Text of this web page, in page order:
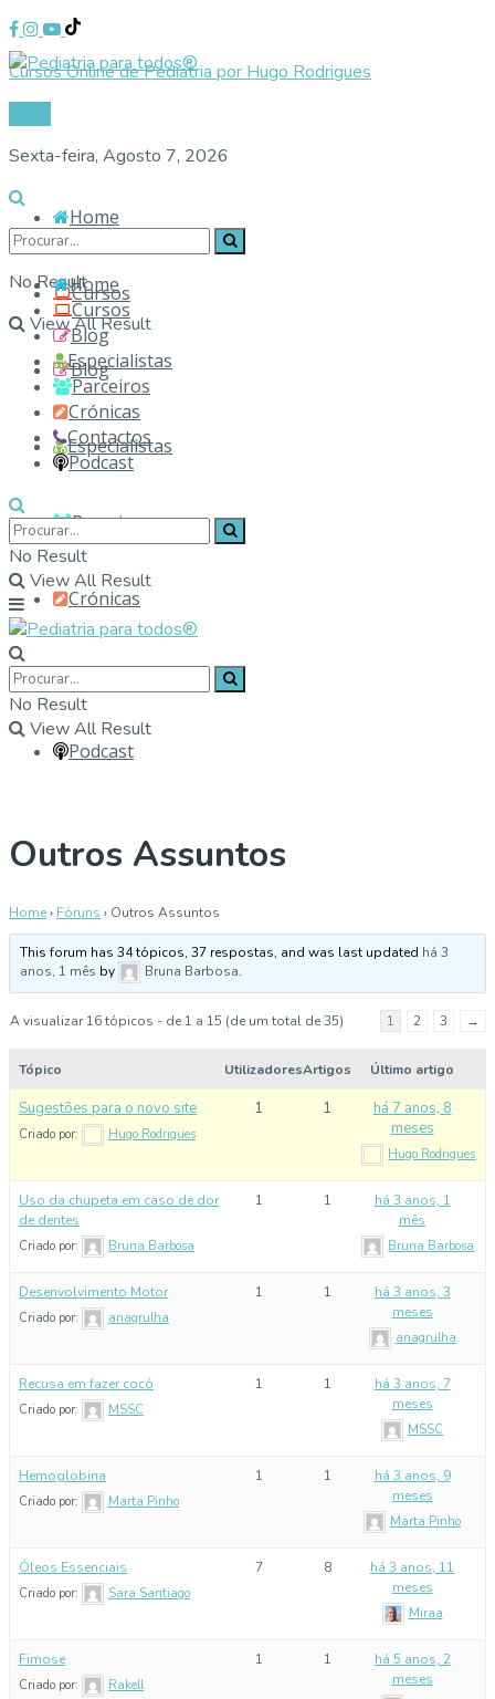
Cursos Online de Pediatria por Hugo Rodrigues
Sexta-feira, Agosto 7, 2026
No Result
View All Result
Home
Cursos
Blog
Especialistas
Parceiros
Crónicas
Contactos
Podcast
Home
Cursos
Blog
Especialistas
Parceiros
Crónicas
Contactos
Podcast
No Result
View All Result
No Result
View All Result
Outros Assuntos
Home› Fóruns › Outros Assuntos
This forum has 34 tópicos, 37 respostas, and was last updated há 3
anos, 1 mês by Bruna Barbosa.
A visualizar 16 tópicos - de 1 a 15 (de um total de 35) 1 2 3 →
Tópico UtilizadoresArtigos Último artigo
Sugestões para o novo site
Criado por: Hugo Rodrigues
1 1
há 7 anos, 8
meses
Hugo Rodrigues
Uso da chupeta em caso de dor
de dentes
Criado por: Bruna Barbosa
1 1
há 3 anos, 1
mês
Bruna Barbosa
Desenvolvimento Motor
Criado por: anagrulha
1 1
há 3 anos, 3
meses
anagrulha
Recusa em fazer cocó
Criado por: MSSC
1 1
há 3 anos, 7
meses
MSSC
Hemoglobina
Criado por: Marta Pinho
1 1
há 3 anos, 9
meses
Marta Pinho
Óleos Essenciais
Criado por: Sara Santiago
7 8
há 3 anos, 11
meses
Miraa
Fimose
Criado por: Rakell
1 1
há 5 anos, 2
meses